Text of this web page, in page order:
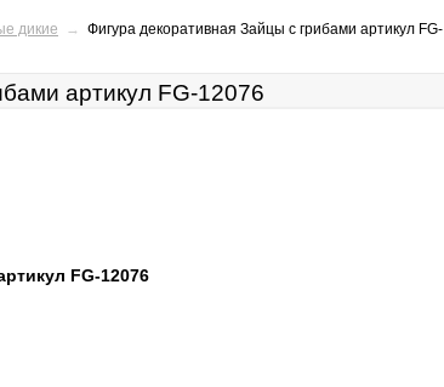
дикие →
Фигура декоративная Зайцы с грибами артикул FG-
артикул FG-12076
FG-12076